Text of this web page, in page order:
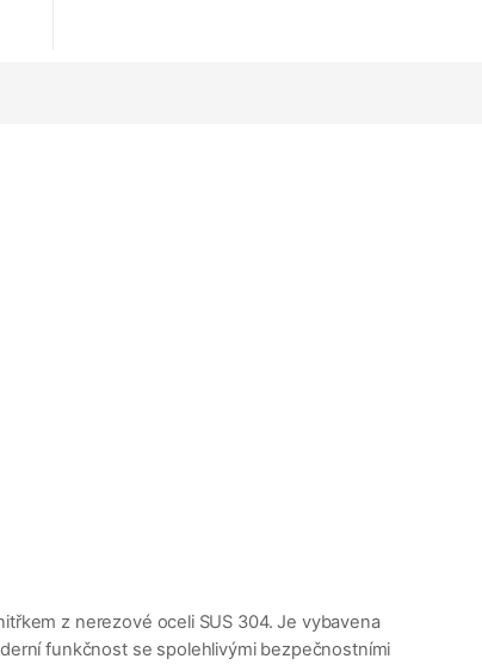
z nerezové oceli SUS 304. Je vybavena
funkčnost se spolehlivými bezpečnostními